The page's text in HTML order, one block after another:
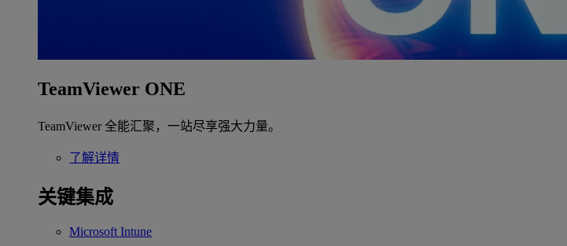
TeamViewer ONE
TeamViewer 全能汇聚，一站尽享强大力量。
了解详情
关键集成
Microsoft Intune